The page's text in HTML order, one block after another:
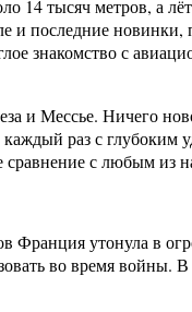
14 тысяч метров, а
последние
знакомство с
и Мессье. Ничего
раз с глубоким
с любым из
Франция утонула в
во время войны. В